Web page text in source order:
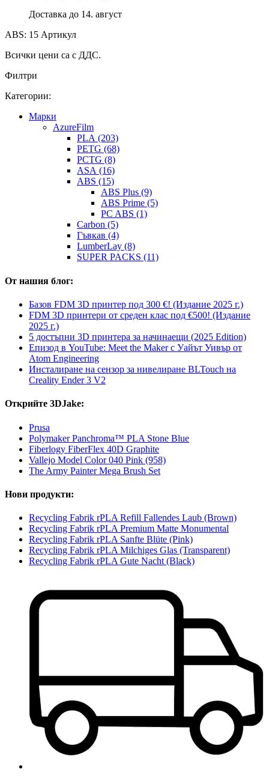
Доставка до 14. август
ABS: 15 Артикул
Всички цени са с ДДС.
Филтри
Категории:
Mарки
AzureFilm
PLA (203)
PETG (68)
PCTG (8)
ASA (16)
ABS (15)
ABS Plus (9)
ABS Prime (5)
PC ABS (1)
Carbon (5)
Гъвкав (4)
LumberLay (8)
SUPER PACKS (11)
От нашия блог:
Базов FDM 3D принтер под 300 €! (Издание 2025 г.)
FDM 3D принтери от среден клас под €500! (Издание
2025 г.)
5 достъпни 3D принтера за начинаещи (2025 Edition)
Епизод в YouTube: Meet the Maker с Уайът Уивър от
Atom Engineering
Инсталиране на сензор за нивелиране BLTouch на
Creality Ender 3 V2
Открийте 3DJake:
Prusa
Polymaker Panchroma™ PLA Stone Blue
Fiberlogy FiberFlex 40D Graphite
Vallejo Model Color 040 Pink (958)
The Army Painter Mega Brush Set
Нови продукти:
Recycling Fabrik rPLA Refill Fallendes Laub (Brown)
Recycling Fabrik rPLA Premium Matte Monumental
Recycling Fabrik rPLA Sanfte Blüte (Pink)
Recycling Fabrik rPLA Milchiges Glas (Transparent)
Recycling Fabrik rPLA Gute Nacht (Black)